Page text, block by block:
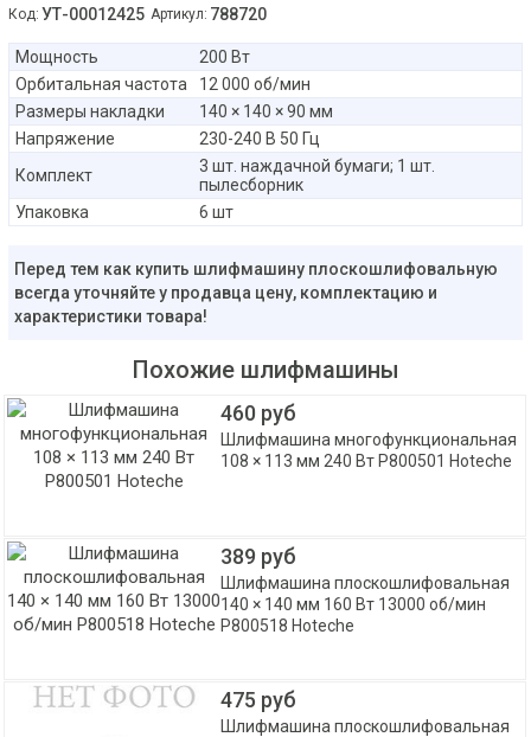
Код: УТ-00012425 Артикул: 788720
Мощность
200 Вт
Орбитальная частота
12 000 об/мин
Размеры накладки
140 × 140 × 90 мм
Напряжение
230-240 В 50 Гц
Комплект
3 шт. наждачной бумаги; 1 шт.
пылесборник
Упаковка
6 шт
Перед тем как купить шлифмашину плоскошлифовальную
всегда уточняйте у продавца цену, комплектацию и
характеристики товара!
Похожие шлифмашины
460 руб
Шлифмашина многофункциональная
108 × 113 мм 240 Вт P800501 Hoteche
389 руб
Шлифмашина плоскошлифовальная
140 × 140 мм 160 Вт 13000 об/мин
P800518 Hoteche
475 руб
Шлифмашина плоскошлифовальная